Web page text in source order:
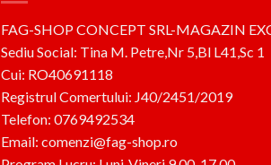
FAG-SHOP CONCEPT SRL-MAGAZIN
Sediu Social: Tina M. Petre,Nr 5,Bl L41,Sc 1
Cui: RO40691118
Registrul Comertului: J40/2451/2019
Telefon: 0769492534
Email: comenzi@fag-shop.ro